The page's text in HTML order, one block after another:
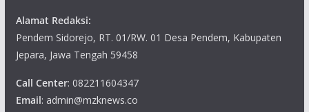
Alamat Redaksi:
Pendem Sidorejo, RT. 01/RW. 01 Desa Pendem, Kabupaten
Jepara, Jawa Tengah 59458
Call Center: 082211604347
Email: admin@mzknews.co